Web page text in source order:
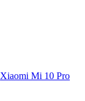
Xiaomi Mi 10 Pro